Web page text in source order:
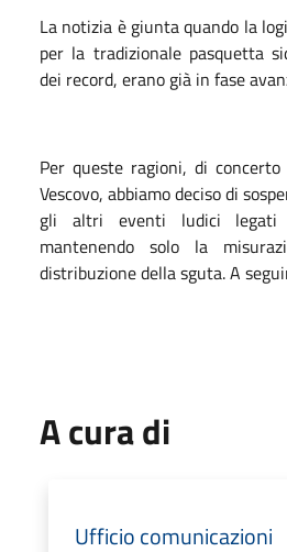
La notizia è giunta quando la
per la tradizionale pasquetta
dei record, erano già in fase
Per queste ragioni, di
Vescovo, abbiamo deciso di
gli altri eventi ludici legati
mantenendo solo la
distribuzione della sguta. A
A cura di
Ufficio comunicazioni